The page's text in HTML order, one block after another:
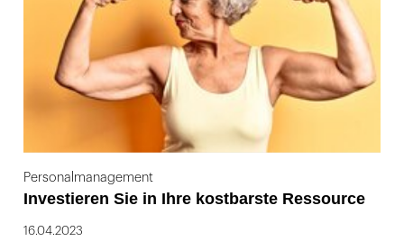
Personalmanagement
Investieren Sie in Ihre kostbarste Ressource
16.04.2023